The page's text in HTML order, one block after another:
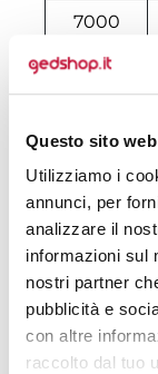
Questo sito
Utilizziamo i
annunci, per
analizzare il
informazioni sul
nostri partner
pubblicità e
con altre
raccolto dal tuo
7000
8000
Tecniche
Area di